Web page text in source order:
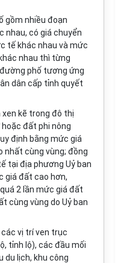
gồm nhiều đoạn
nhau, có giá chuyển
tế khác nhau và mức
nhau thì từng
phố tương ứng
dân cấp tỉnh quyết
kẽ trong đô thị
đất phi nông
định bằng mức giá
nhất cùng vùng; đồng
tại địa phương Uỷ ban
giá đất cao hơn,
2 lần mức giá đất
cùng vùng do Uỷ ban
vị trí ven trục
tỉnh lộ), các đầu mối
du lịch, khu công